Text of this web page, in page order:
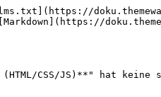
(HTML/CSS/JS)**" hat